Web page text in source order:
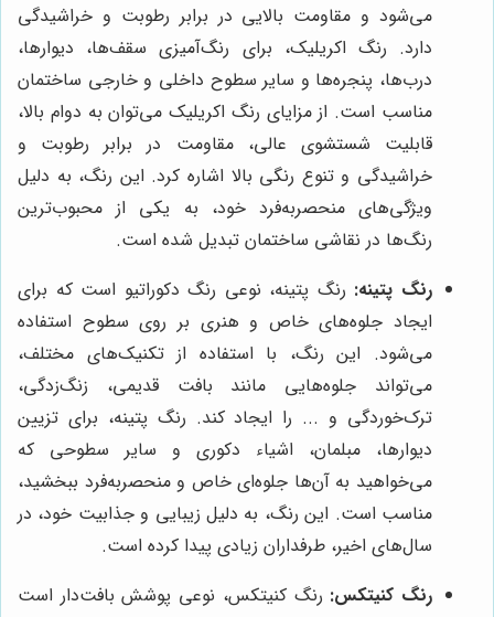
می‌شود و مقاومت بالایی در برابر رطوبت و خراشیدگی
دارد. رنگ اکریلیک، برای رنگ‌آمیزی سقف‌ها، دیوارها،
درب‌ها، پنجره‌ها و سایر سطوح داخلی و خارجی ساختمان
مناسب است. از مزایای رنگ اکریلیک می‌توان به دوام بالا،
قابلیت شستشوی عالی، مقاومت در برابر رطوبت و
خراشیدگی و تنوع رنگی بالا اشاره کرد. این رنگ، به دلیل
ویژگی‌های منحصربه‌فرد خود، به یکی از محبوب‌ترین
رنگ‌ها در نقاشی ساختمان تبدیل شده است.
رنگ پتینه: رنگ پتینه، نوعی رنگ دکوراتیو است که برای
ایجاد جلوه‌های خاص و هنری بر روی سطوح استفاده
می‌شود. این رنگ، با استفاده از تکنیک‌های مختلف،
می‌تواند جلوه‌هایی مانند بافت قدیمی، زنگ‌زدگی،
ترک‌خوردگی و ... را ایجاد کند. رنگ پتینه، برای تزیین
دیوارها، مبلمان، اشیاء دکوری و سایر سطوحی که
می‌خواهید به آن‌ها جلوه‌ای خاص و منحصربه‌فرد ببخشید،
مناسب است. این رنگ، به دلیل زیبایی و جذابیت خود، در
سال‌های اخیر، طرفداران زیادی پیدا کرده است.
رنگ کنیتکس: رنگ کنیتکس، نوعی پوشش بافت‌دار است